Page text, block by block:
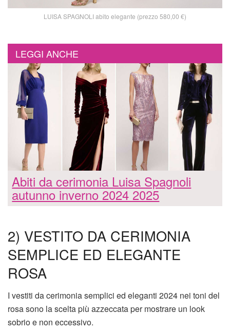
LUISA SPAGNOLI abito elegante (prezzo 580,00 €)
LEGGI ANCHE
Abiti da cerimonia Luisa Spagnoli
autunno inverno 2024 2025
2) VESTITO DA CERIMONIA
SEMPLICE ED ELEGANTE
ROSA
I vestiti da cerimonia semplici ed eleganti 2024 nei toni del
rosa sono la scelta più azzeccata per mostrare un look
sobrio e non eccessivo.